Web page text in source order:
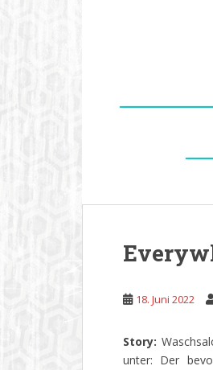
18. Juni 2022
Story:
unter: Der